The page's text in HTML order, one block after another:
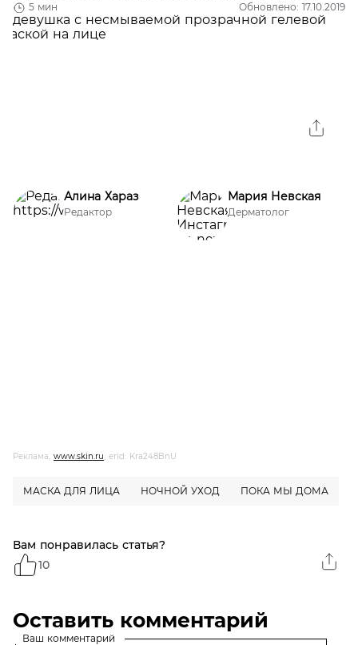
5 мин Обновлено: 17.10.2019
Алина Хараз
Редактор
Мария Невская
Дерматолог
Реклама, www.skin.ru, erid: Kra248BnU
МАСКА ДЛЯ ЛИЦА НОЧНОЙ УХОД ПОКА МЫ ДОМА
Вам понравилась статья?
10
Оставить комментарий
Ваш комментарий